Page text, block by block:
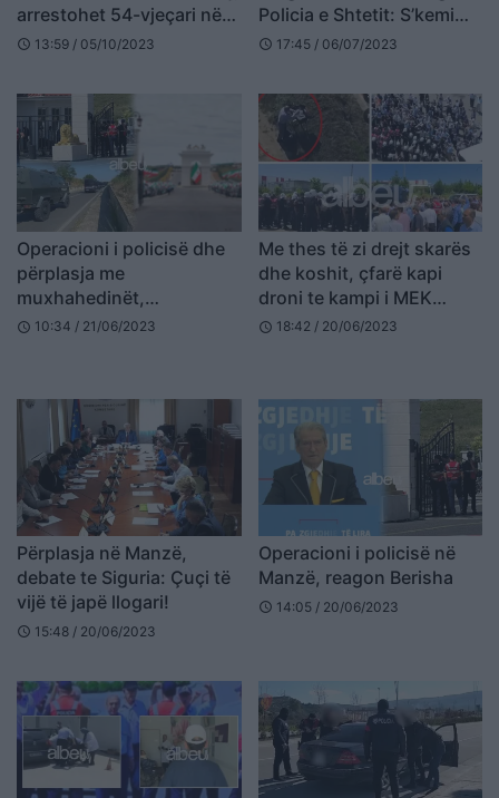
arrestohet 54-vjeçari në
Manzë
schedule 13:59 / 05/10/2023
Policia e Shtetit: S’kemi
pasur kontakte me këtë
schedule 17:45 / 06/07/2023
Operacioni i policisë dhe
përplasja me
muxhahedinët,
procedohen penalisht 6
schedule 10:34 / 21/06/2023
Me thes të zi drejt skarës
dhe koshit, çfarë kapi
droni te kampi i MEK
(VIDEO)
schedule 18:42 / 20/06/2023
Përplasja në Manzë,
debate te Siguria: Çuçi të
vijë të japë llogari!
schedule 15:48 / 20/06/2023
Operacioni i policisë në
Manzë, reagon Berisha
schedule 14:05 / 20/06/2023